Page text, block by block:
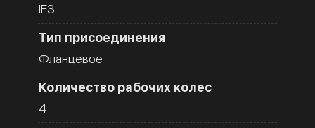
IE3
Тип присоединения
Фланцевое
Количество рабочих колес
4